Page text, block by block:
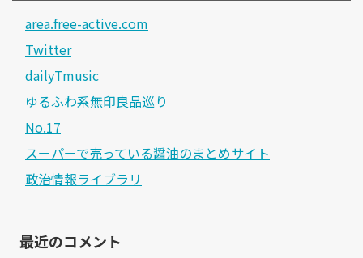
area.free-active.com
Twitter
dailyTmusic
ゆるふわ系無印良品巡り
No.17
スーパーで売っている醤油のまとめサイト
政治情報ライブラリ
最近のコメント